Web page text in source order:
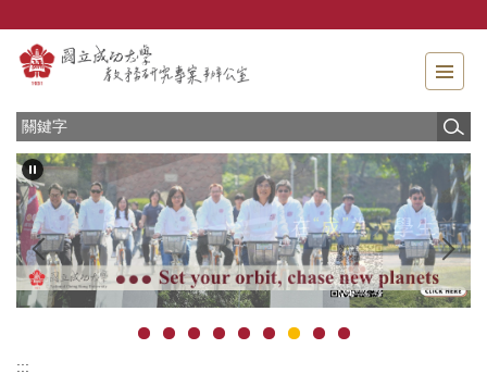
主
容
區
塊
:::